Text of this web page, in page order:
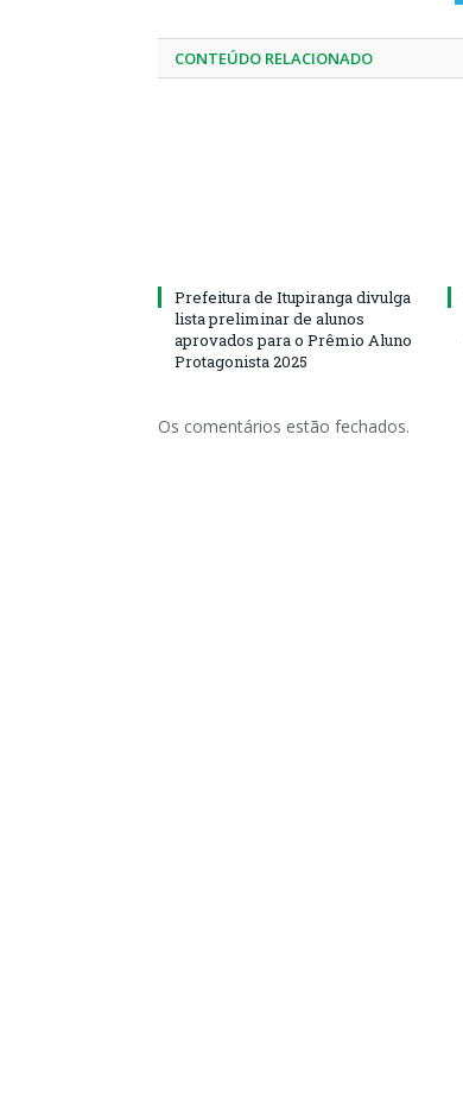
CONTEÚDO RELACIONADO
Prefeitura de Itupiranga divulga
lista preliminar de alunos
aprovados para o Prêmio Aluno
Protagonista 2025
Os comentários estão fechados.